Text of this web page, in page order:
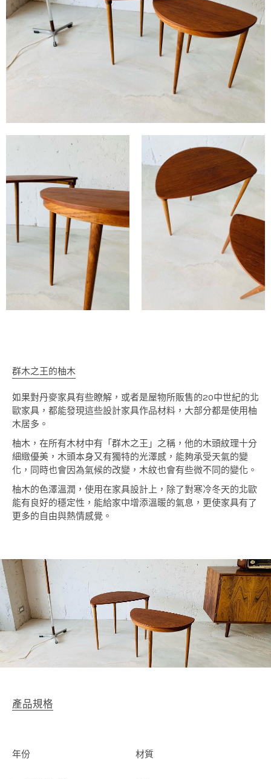
群木之王的柚木
如果對丹麥家具有些瞭解，或者是屋物所販售的20中世紀的北
歐家具，都能發現這些設計家具作品材料，大部分都是使用柚
木居多。
柚木，在所有木材中有「群木之王」之稱，他的木頭紋理十分
細緻優美，木頭本身又有獨特的光澤感，能夠承受天氣的變
化，同時也會因為氣候的改變，木紋也會有些微不同的變化。
柚木的色澤溫潤，使用在家具設計上，除了對寒冷冬天的北歐
能有良好的穩定性，能給家中增添溫暖的氣息，更使家具有了
更多的自由與熱情感覺。
產品規格
年份 材質